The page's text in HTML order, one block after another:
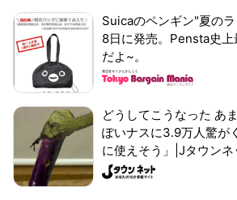
Suicaのペンギン"夏の
8日に発売。Pensta史上
だよ~。
どうしてこうなった あ
ぽいナスに3.9万人驚が
に使えそう」|Jタウンネ